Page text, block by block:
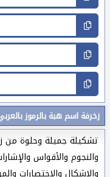
زخرفة اسم هبة بالرموز
تشكيلة جميلة وحلوة من
والنجوم والأقواس
والاشكال والاختصارات